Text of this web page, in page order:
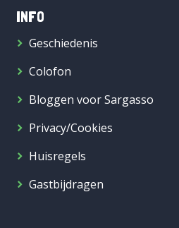
INFO
Geschiedenis
Colofon
Bloggen voor Sargasso
Privacy/Cookies
Huisregels
Gastbijdragen